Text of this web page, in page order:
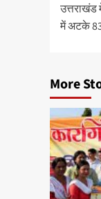
उत्तराखंड
में अटके
More